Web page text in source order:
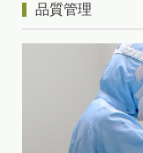
品質管理